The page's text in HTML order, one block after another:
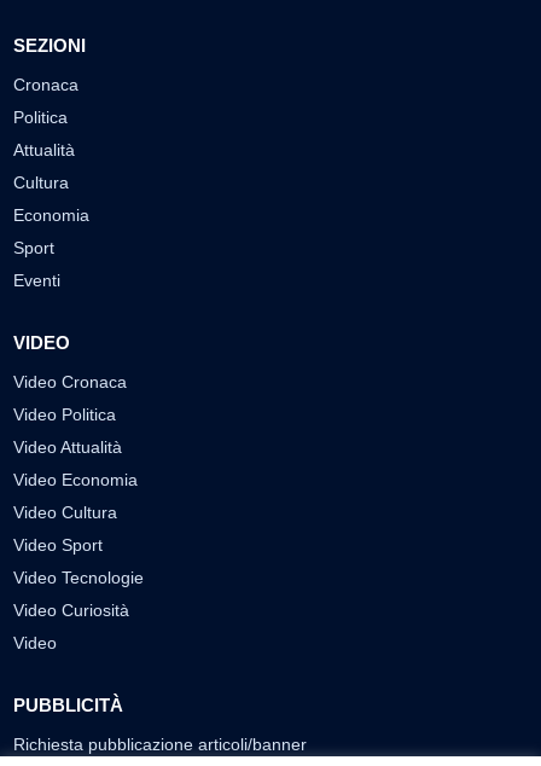
SEZIONI
Cronaca
Politica
Attualità
Cultura
Economia
Sport
Eventi
VIDEO
Video Cronaca
Video Politica
Video Attualità
Video Economia
Video Cultura
Video Sport
Video Tecnologie
Video Curiosità
Video
PUBBLICITÀ
Richiesta pubblicazione articoli/banner